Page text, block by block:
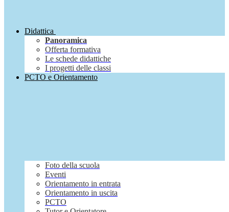
Didattica
Panoramica
Offerta formativa
Le schede didattiche
I progetti delle classi
PCTO e Orientamento
Foto della scuola
Eventi
Orientamento in entrata
Orientamento in uscita
PCTO